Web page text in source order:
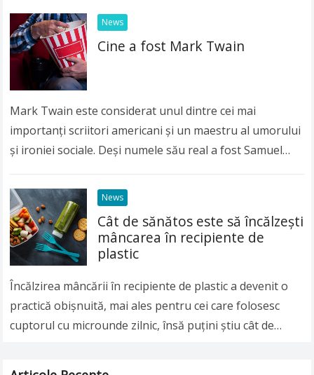
News
Cine a fost Mark Twain
Mark Twain este considerat unul dintre cei mai
importanți scriitori americani și un maestru al umorului
și ironiei sociale. Deși numele său real a fost Samuel
News
Cât de sănătos este să încălzeşti
mâncarea în recipiente de
plastic
Încălzirea mâncării în recipiente de plastic a devenit o
practică obişnuită, mai ales pentru cei care folosesc
cuptorul cu microunde zilnic, însă puţini ştiu cât de